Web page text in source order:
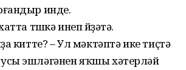
инде.
төшкә инеп йөҙәтә.
китте? – Ул мәктәптә ике тиҫтә
эшләгәнен яҡшы хәтерләй